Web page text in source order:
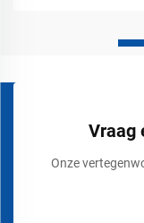
Vraag
Onze